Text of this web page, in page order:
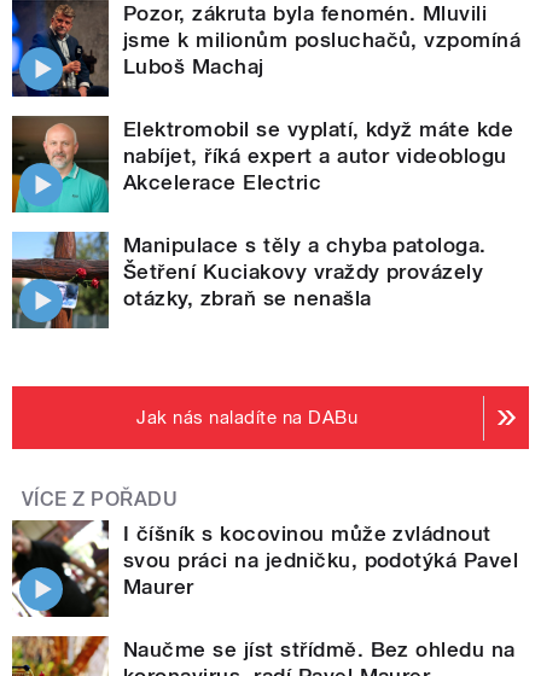
Pozor, zákruta byla fenomén. Mluvili
jsme k milionům posluchačů, vzpomíná
Luboš Machaj
Elektromobil se vyplatí, když máte kde
nabíjet, říká expert a autor videoblogu
Akcelerace Electric
Manipulace s těly a chyba patologa.
Šetření Kuciakovy vraždy provázely
otázky, zbraň se nenašla
Jak nás naladíte na DABu
VÍCE Z POŘADU
I číšník s kocovinou může zvládnout
svou práci na jedničku, podotýká Pavel
Maurer
Naučme se jíst střídmě. Bez ohledu na